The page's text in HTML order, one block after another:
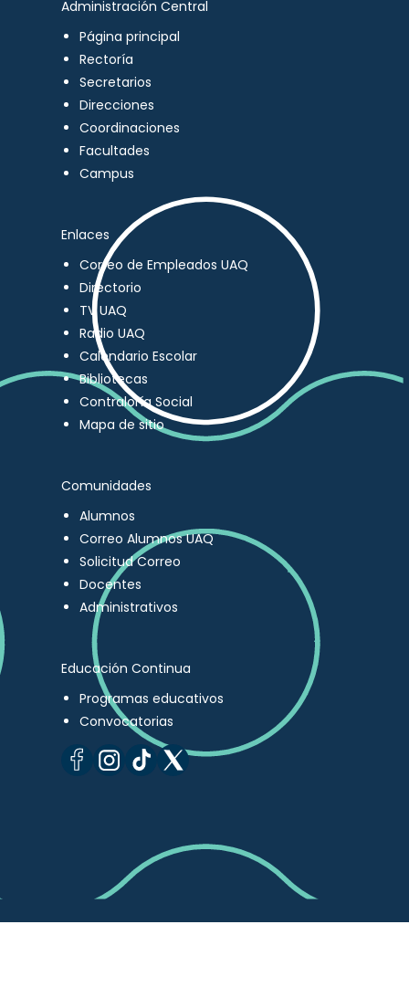
Administración Central
Página principal
Rectoría
Secretarios
Direcciones
Coordinaciones
Facultades
Campus
Enlaces
Correo de Empleados UAQ
Directorio
TV UAQ
Radio UAQ
Calendario Escolar
Bibliotecas
Contraloría Social
Mapa de sitio
Comunidades
Alumnos
Correo Alumnos UAQ
Solicitud Correo
Docentes
Administrativos
Educación Continua
Programas educativos
Convocatorias